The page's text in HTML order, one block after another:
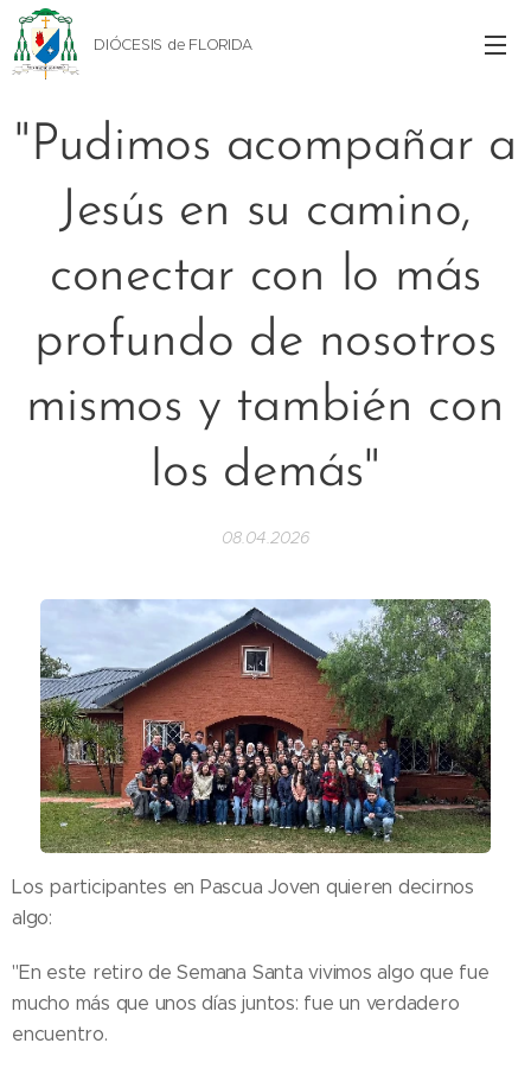
DIÓCESIS de FLORIDA
"Pudimos acompañar a
Jesús en su camino,
conectar con lo más
profundo de nosotros
mismos y también con
los demás"
08.04.2026
Los participantes en Pascua Joven quieren decirnos
algo:
"En este retiro de Semana Santa vivimos algo que fue
mucho más que unos días juntos: fue un verdadero
encuentro.